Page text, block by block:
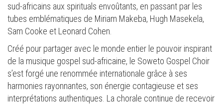
sud-africains aux spirituals envoûtants, en passant par les
tubes emblématiques de Miriam Makeba, Hugh Masekela,
Sam Cooke et Leonard Cohen.
Créé pour partager avec le monde entier le pouvoir inspirant
de la musique gospel sud-africaine, le Soweto Gospel Choir
s’est forgé une renommée internationale grâce à ses
harmonies rayonnantes, son énergie contagieuse et ses
interprétations authentiques. La chorale continue de recevoir